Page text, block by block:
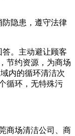
隐患，遵守法律
。主动避让顾客
节约资源，为商场
内的循环清洁次
循环，无特殊污
商场清洁公司、商